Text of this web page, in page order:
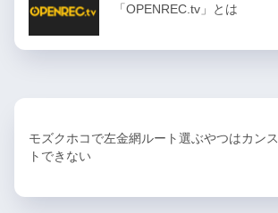
「OPENREC.tv」とは
モズクホコで左金網ルート選ぶやつはカンス
トできない